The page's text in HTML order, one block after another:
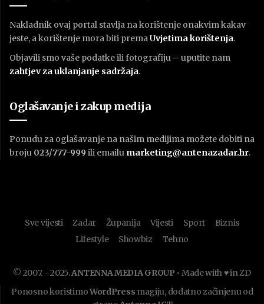
Nakladnik ovaj portal stavlja na korištenje onakvim kakav
jeste, a korištenje mora biti premaUvjetima korištenja.
Objavili smo vaše podatke ili fotografiju – uputite nam
zahtjev za uklanjanje sadržaja.
Oglašavanje i zakup medija
Ponudu za oglašavanje na našim medijima možete dobiti na
broju 023/777-999 ili emailu marketing@antenazadar.hr.
Sve vijesti Zadar Županija Vijesti Sport
Biznis
Lifestyle
Showbiz Tehno
© 2007. - 2025.ANTENNA MEDIA GROUP • Made with ♥ in ZD
Ponosno koristimoWordPress magiju, dodatno začinjenu od